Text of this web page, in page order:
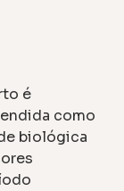
é
como
biológica